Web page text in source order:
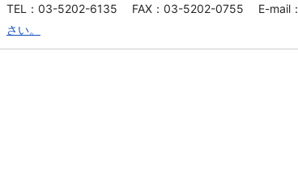
TEL：03-5202-6135 FAX：03-5202-0755 E-mail：
さい。